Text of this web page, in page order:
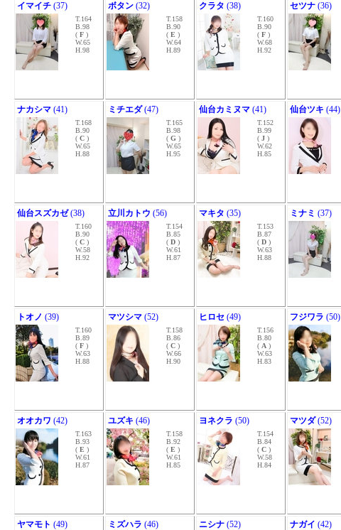
イマイチ (37)
T.164
B.98
( F )
W.65
H.98
ボタン (32)
T.158
B.90
( E )
W.64
H.89
クラタ (38)
T.160
B.90
( F )
W.68
H.92
セツナ (36)
ナカシマ (41)
T.168
B.90
( C )
W.65
H.88
ミチエダ(47)
T.165
B.98
( G )
W.65
H.95
仙台カミヌマ (41)
T.152
B.99
( J )
W.62
H.85
仙台ツキ (44)
仙台スズカゼ(38)
T.160
B.90
( C )
W.58
H.92
立川カトウ (56)
T.154
B.85
( D )
W.61
H.87
マキタ (35)
T.153
B.87
( D )
W.63
H.88
ミナミ (37)
トオノ (39)
T.160
B.89
( F )
W.63
H.88
マツシマ (52)
T.158
B.86
( C )
W.66
H.90
ヒロセ (49)
T.156
B.80
( A )
W.63
H.83
フジワラ (50)
オオカワ (42)
T.163
B.93
( E )
W.61
H.87
ユズキ (46)
T.158
B.92
( E )
W.61
H.85
ヨネクラ (50)
T.154
B.84
( C )
W.58
H.84
マツダ(52)
ヤマモト (49) ミズハラ (46) ニシナ (52) ナガイ (42)